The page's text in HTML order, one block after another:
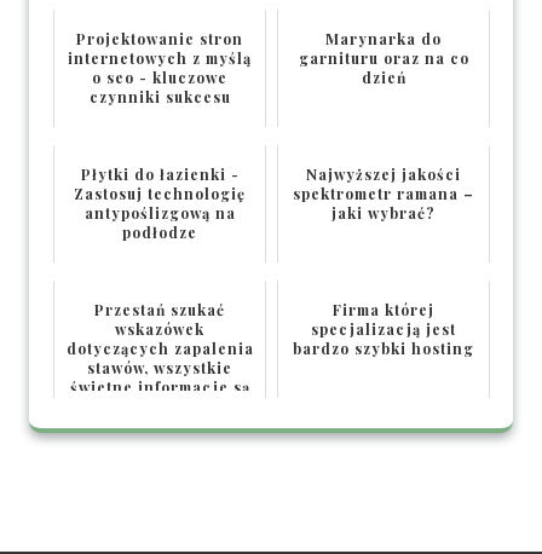
Projektowanie stron
internetowych z myślą
o seo - kluczowe
czynniki sukcesu
Marynarka do
garnituru oraz na co
dzień
Płytki do łazienki -
Zastosuj technologię
antypoślizgową na
podłodze
Najwyższej jakości
spektrometr ramana –
jaki wybrać?
Przestań szukać
wskazówek
dotyczących zapalenia
stawów, wszystkie
świetne informacje są
Firma której
specjalizacją jest
bardzo szybki hosting